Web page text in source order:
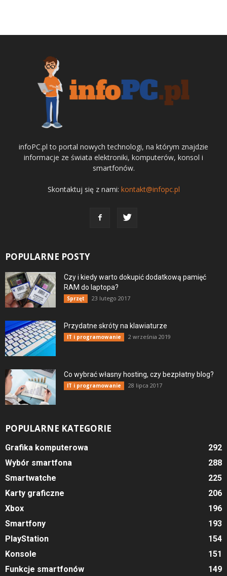
infoPC.pl to portal nowych technologi, na którym znajdzie
informacje ze świata elektroniki, komputerów, konsol i
smartfonów.
Skontaktuj się z nami: kontakt@infopc.pl
POPULARNE POSTY
Czy i kiedy warto dokupić dodatkową pamięć
RAM do laptopa?
Sprzęt 23 lutego 2017
Przydatne skróty na klawiaturze
IT i programowanie 2 września 2019
Co wybrać własny hosting, czy bezpłatny blog?
IT i programowanie 28 lipca 2017
POPULARNE KATEGORIE
Grafika komputerowa
292
Wybór smartfona
288
Smartwatche
225
Karty graficzne
206
Xbox
196
Smartfony
193
PlayStation
154
Konsole
151
Funkcje smartfonów
149